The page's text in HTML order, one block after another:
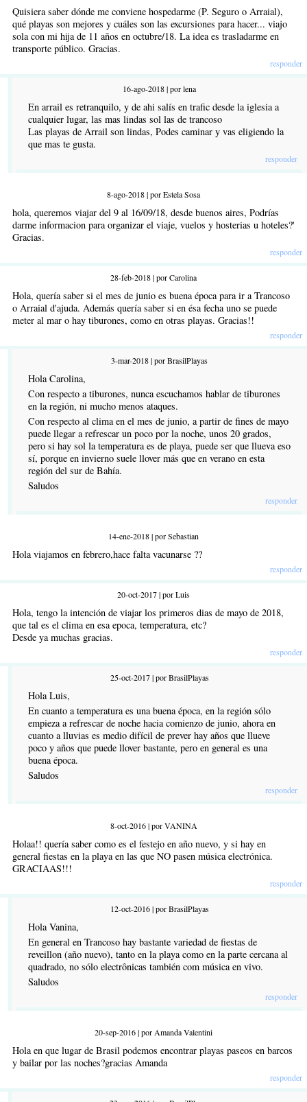
Quisiera saber dónde me conviene hospedarme (P. Seguro o Arraial),
qué playas son mejores y cuáles son las excursiones para hacer... viajo
sola con mi hija de 11 años en octubre/18. La idea es trasladarme en
transporte público. Gracias.
responder
16-ago-2018 | por lena
En arrail es retranquilo, y de ahi salís en trafic desde la iglesia a
cualquier lugar, las mas lindas sol las de trancoso
Las playas de Arrail son lindas, Podes caminar y vas eligiendo la
que mas te gusta.
responder
8-ago-2018 | por Estela Sosa
hola, queremos viajar del 9 al 16/09/18, desde buenos aires, Podrías
darme informacion para organizar el viaje, vuelos y hosterias u hoteles?'
Gracias.
responder
28-feb-2018 | por Carolina
Hola, quería saber si el mes de junio es buena época para ir a Trancoso
o Arraial d'ajuda. Además quería saber si en ésa fecha uno se puede
meter al mar o hay tiburones, como en otras playas. Gracias!!
responder
3-mar-2018 | por BrasilPlayas
Hola Carolina,
Con respecto a tiburones, nunca escuchamos hablar de tiburones
en la región, ni mucho menos ataques.
Con respecto al clima en el mes de junio, a partir de fines de mayo
puede llegar a refrescar un poco por la noche, unos 20 grados,
pero si hay sol la temperatura es de playa, puede ser que llueva eso
sí, porque en invierno suele llover más que en verano en esta
región del sur de Bahía.
Saludos
responder
14-ene-2018 | por Sebastian
Hola viajamos en febrero,hace falta vacunarse ??
responder
20-oct-2017 | por Luis
Hola, tengo la intención de viajar los primeros dias de mayo de 2018,
que tal es el clima en esa epoca, temperatura, etc?
Desde ya muchas gracias.
responder
25-oct-2017 | por BrasilPlayas
Hola Luis,
En cuanto a temperatura es una buena época, en la región sólo
empieza a refrescar de noche hacia comienzo de junio, ahora en
cuanto a lluvias es medio difícil de prever hay años que llueve
poco y años que puede llover bastante, pero en general es una
buena época.
Saludos
responder
8-oct-2016 | por VANINA
Holaa!! quería saber como es el festejo en año nuevo, y si hay en
general fiestas en la playa en las que NO pasen música electrónica.
GRACIAAS!!!
responder
12-oct-2016 | por BrasilPlayas
Hola Vanina,
En general en Trancoso hay bastante variedad de fiestas de
reveillon (año nuevo), tanto en la playa como en la parte cercana al
quadrado, no sólo electrônicas también com música en vivo.
Saludos
responder
20-sep-2016 | por Amanda Valentini
Hola en que lugar de Brasil podemos encontrar playas paseos en barcos
y bailar por las noches?gracias Amanda
responder